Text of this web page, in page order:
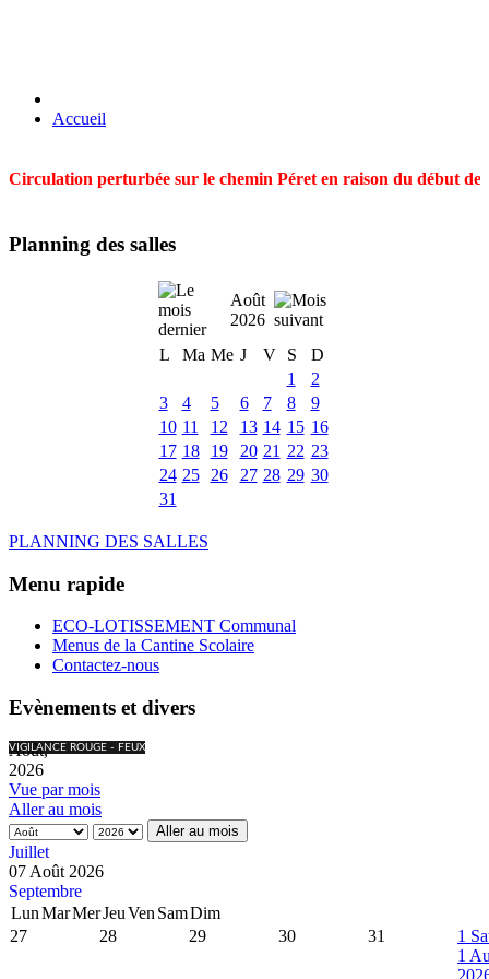
Accueil
Circulation perturbée sur le chemin Péret en raison du début
Planning des salles
Août
2026
L
Ma Me J V S
D
1
2
3
4 5 6 7 8
9
10 11 12 13 14 15 16
17 18 19 20 21 22 23
24 25 26 27 28 29 30
31
PLANNING DES SALLES
Menu rapide
ECO-LOTISSEMENT Communal
Menus de la Cantine Scolaire
Contactez-nous
Evènements et divers
VIGILANCE ROUGE - FEUX
Août,
2026
Vue par mois
Aller au mois
Aller au mois
Juillet
07 Août 2026
Septembre
LunMarMerJeuVen SamDim
27
28 29 30 31 1
1